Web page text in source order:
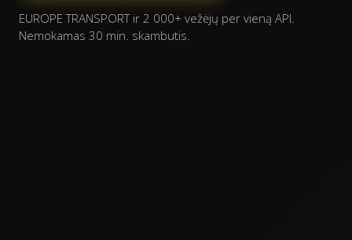
EUROPE TRANSPORT ir 2 000+ vežėjų per vieną API.
Nemokamas 30 min. skambutis.